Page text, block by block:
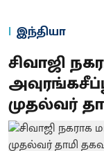
இந்தியா
சிவாஜி
முதல்வர்